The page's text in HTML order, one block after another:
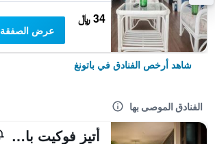
34 ﷼
عرض الصفقة
شاهد أرخص الفنادق في باتونغ
الفنادق الموصى بها
أتيز فوكيت باتونج